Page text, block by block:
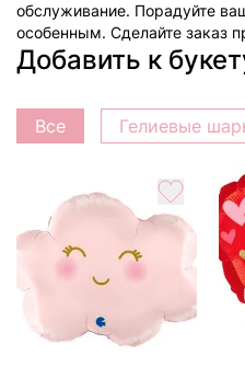
обслуживание. Порадуйте
особенным. Сделайте заказ
Добавить к
Все Гелиевые